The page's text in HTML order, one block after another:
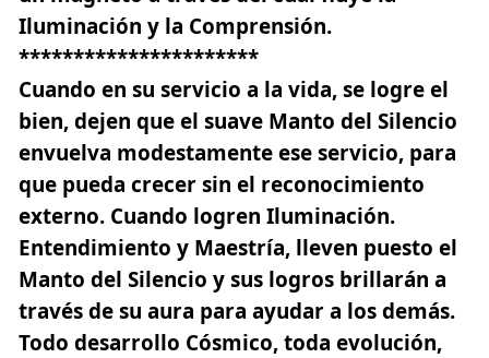
Iluminación y la Comprensión.
**********************
Cuando en su servicio a la vida, se logre el
bien, dejen que el suave Manto del Silencio
envuelva modestamente ese servicio, para
que pueda crecer sin el reconocimiento
externo. Cuando logren Iluminación.
Entendimiento y Maestría, lleven puesto el
Manto del Silencio y sus logros brillarán a
través de su aura para ayudar a los demás.
Todo desarrollo Cósmico, toda evolución,